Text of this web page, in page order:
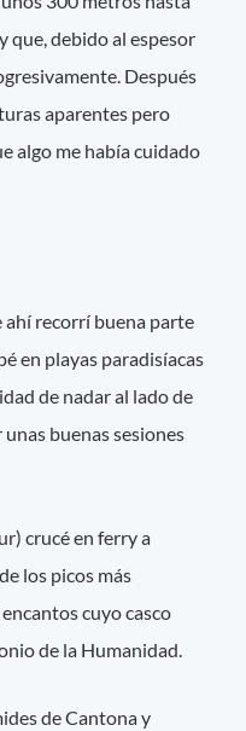
que, debido al espesor
Después
aparentes pero
algo me había cuidado
ahí recorrí buena parte
en playas paradisíacas
de nadar al lado de
buenas sesiones
crucé en ferry a
los picos más
cuyo casco
de la Humanidad.
de Cantona y